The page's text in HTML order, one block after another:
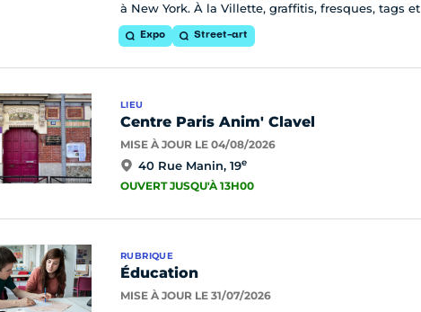
à New York. À la Villette, graffitis, fresques, tags et
Expo Street-art
LIEU
Centre Paris Anim' Clavel
MISE À JOUR LE 04/08/2026
40 Rue Manin, 19e
OUVERT JUSQU'À 13H00
RUBRIQUE
Éducation
MISE À JOUR LE 31/07/2026